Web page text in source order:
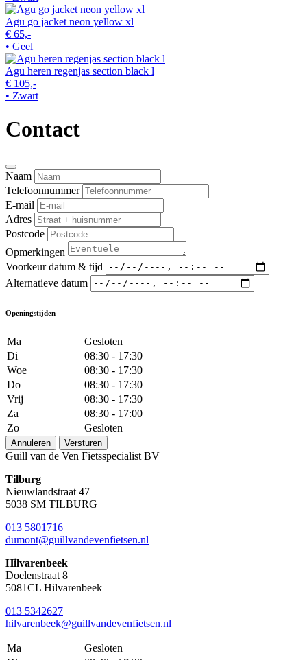
Agu go jacket neon yellow xl
€ 65,-
• Geel
Agu heren regenjas section black l
€ 105,-
• Zwart
Contact
Naam
Telefoonnummer
E-mail
Adres
Postcode
Opmerkingen
Voorkeur datum & tijd
Alternatieve datum
Openingstijden
Ma
Gesloten
Di
08:30 - 17:30
Woe
08:30 - 17:30
Do
08:30 - 17:30
Vrij
08:30 - 17:30
Za
08:30 - 17:00
Zo
Gesloten
Annuleren Versturen
Guill van de Ven Fietsspecialist BV
Tilburg
Nieuwlandstraat 47
5038 SM TILBURG
013 5801716
dumont@guillvandevenfietsen.nl
Hilvarenbeek
Doelenstraat 8
5081CL Hilvarenbeek
013 5342627
hilvarenbeek@guillvandevenfietsen.nl
Ma
Gesloten